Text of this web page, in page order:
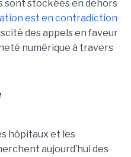
sont stockées en dehors
est en contradiction
des appels en faveur
numérique à travers
hôpitaux et les
aujourd’hui des